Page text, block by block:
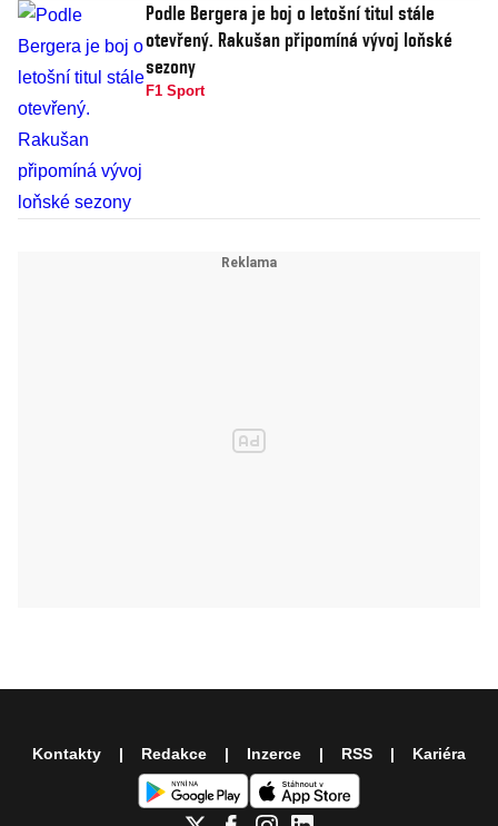
Podle Bergera je boj o letošní titul stále
otevřený. Rakušan připomíná vývoj loňské
sezony
F1 Sport
Kontakty Redakce Inzerce RSS Kariéra